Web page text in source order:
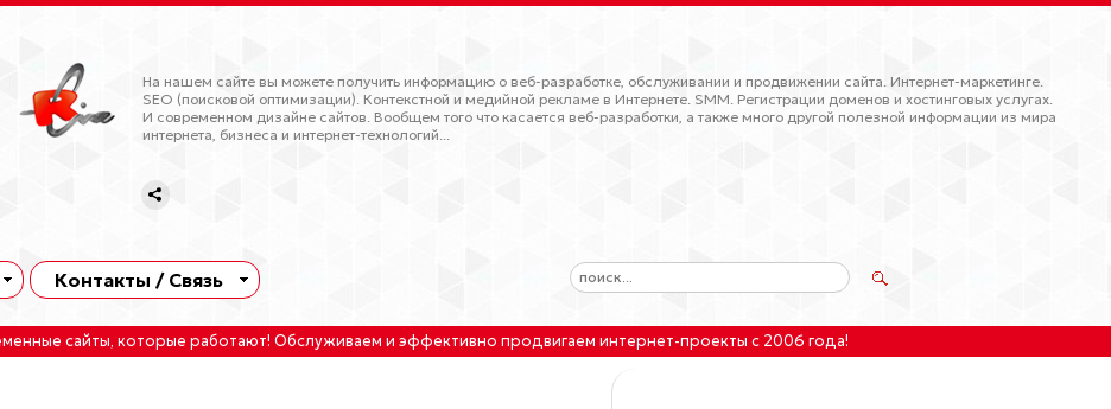
На нашем сайте вы можете получить информацию о веб-разработке, обслуживании и продвижении сайта. Интернет-маркетинге.
SEO (поисковой оптимизации). Контекстной и медийной рекламе в Интернете. SMM. Регистрации доменов и хостинговых услугах.
И современном дизайне сайтов. Вообщем того что касается веб-разработки, а также много другой полезной информации из мира
интернета, бизнеса и интернет-технологий...
Контакты / Связь
сайты, которые работают! Обслуживаем и эффективно продвигаем интернет-проекты с 2006 года!